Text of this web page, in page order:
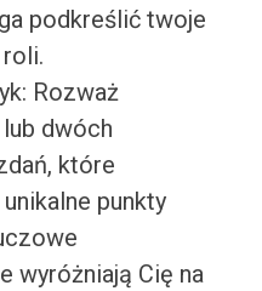
podkreślić twoje
Rozważ
dwóch
które
punkty
wyróżniają Cię na